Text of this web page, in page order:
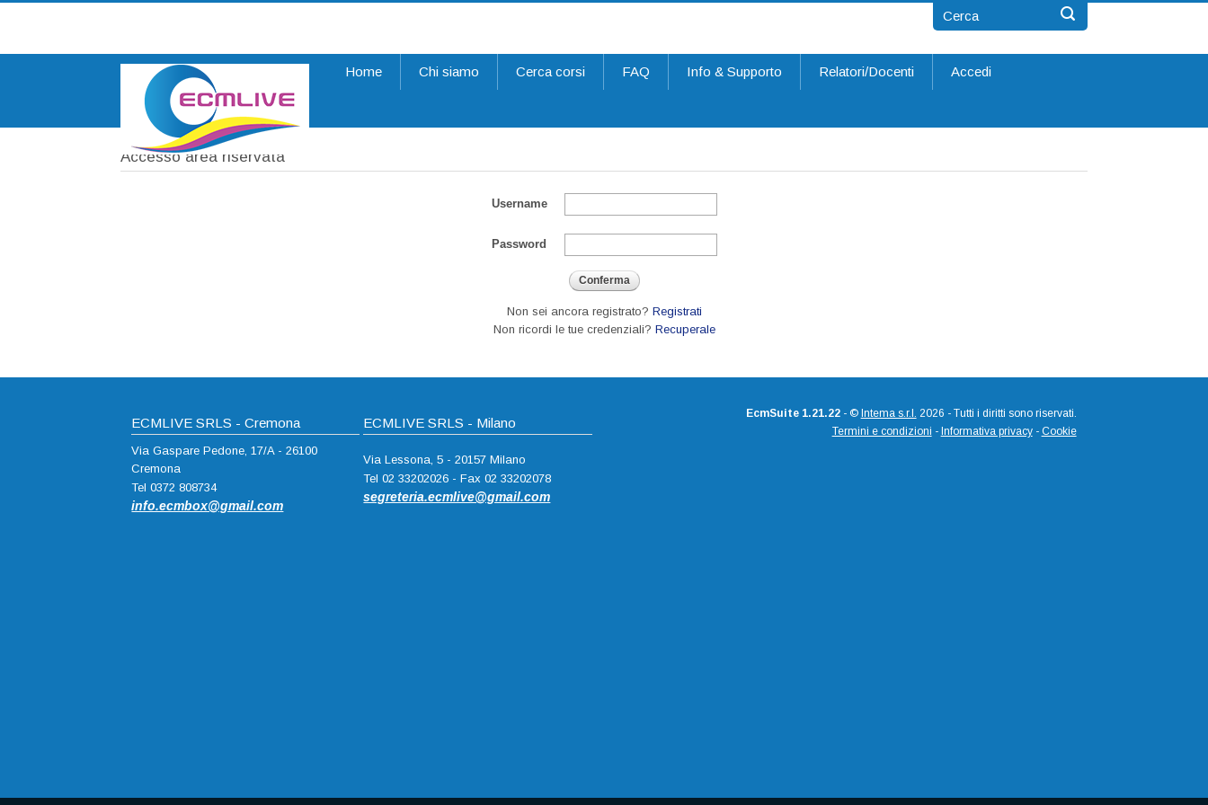
Home Chi siamo Cerca corsi FAQ Info & Supporto Relatori/Docenti Accedi
Registrati
Accesso area riservata
Username
Password
Conferma
Non sei ancora registrato? Registrati
Non ricordi le tue credenziali? Recuperale
ECMLIVE SRLS - Cremona ECMLIVE SRLS - Milano
Via Gaspare Pedone, 17/A - 26100
Cremona
Tel 0372 808734
info.ecmbox@gmail.com
Via Lessona, 5 - 20157 Milano
Tel 02 33202026 - Fax 02 33202078
segreteria.ecmlive@gmail.com
EcmSuite 1.21.22- © Intema s.r.l. 2026 - Tutti i diritti sono riservati.
Termini e condizioni - Informativa privacy- Cookie